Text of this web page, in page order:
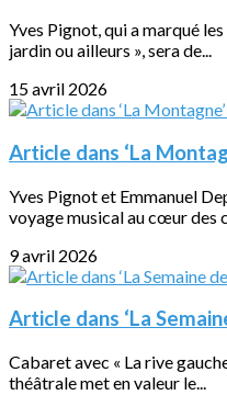
Yves Pignot, qui a marqué
jardin ou ailleurs », sera de...
15 avril 2026
Article dans ‘La
Yves Pignot et Emmanuel
voyage musical au cœur des
9 avril 2026
Article dans ‘La
Cabaret avec « La rive
théâtrale met en valeur le...